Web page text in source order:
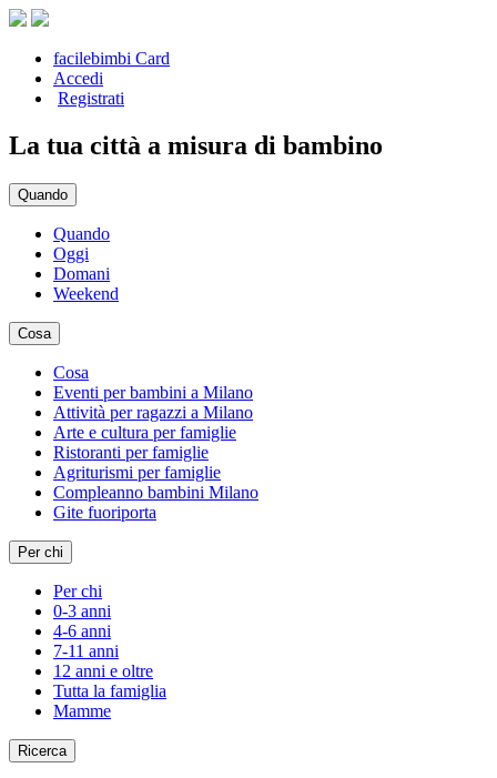
facilebimbi Card
Accedi
Registrati
La tua città a misura di bambino
Quando
Quando
Oggi
Domani
Weekend
Cosa
Cosa
Eventi per bambini a Milano
Attività per ragazzi a Milano
Arte e cultura per famiglie
Ristoranti per famiglie
Agriturismi per famiglie
Compleanno bambini Milano
Gite fuoriporta
Per chi
Per chi
0-3 anni
4-6 anni
7-11 anni
12 anni e oltre
Tutta la famiglia
Mamme
Ricerca